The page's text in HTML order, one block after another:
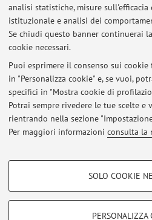
analisi statistiche, misure sull'efficacia
istituzionale e analisi dei
Se chiudi questo banner continuerai
cookie necessari.
Puoi esprimere il consenso sui
in "Personalizza cookie" e, se vuoi,
specifici in "Mostra cookie di
Potrai sempre rivedere le tue scelte e
rientrando nella sezione
Per maggiori informazioni consulta la
COOKIE DI PROFILAZIONE -
SOLO COOKIE
PERSONALIZZA
rete neurale convoluzionale per la
relatore Professor Gianni Pasolini,
Mirabella.
Ultimi
Al momento non sono
Area riservata
Accedi tramiteloginper gestire tutti i